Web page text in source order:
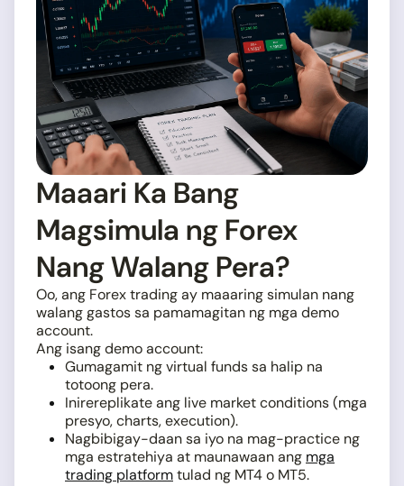
Maaari Ka Bang
Magsimula ng Forex
Nang Walang Pera?
Oo, ang Forex trading ay maaaring simulan nang
walang gastos sa pamamagitan ng mga demo
account.
Ang isang demo account:
Gumagamit ng virtual funds sa halip na
totoong pera.
Inirereplikate ang live market conditions (mga
presyo, charts, execution).
Nagbibigay-daan sa iyo na mag-practice ng
mga estratehiya at maunawaan ang mga
trading platformtulad ng MT4 o MT5.